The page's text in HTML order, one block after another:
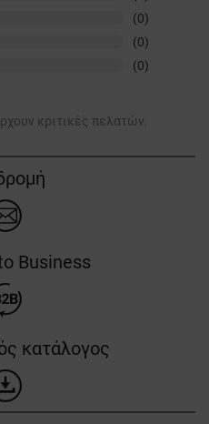
(0)
(0)
(0)
κριτικές πελατών.
Business
κατάλογος